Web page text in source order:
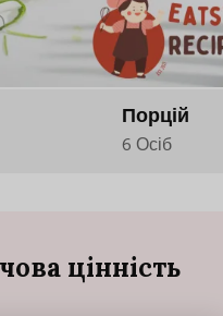
Порцій
6 Осіб
цінність